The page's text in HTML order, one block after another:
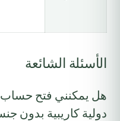
الأسئلة الشائعة
هل يمكنني فتح
دولية كاريبية بدون